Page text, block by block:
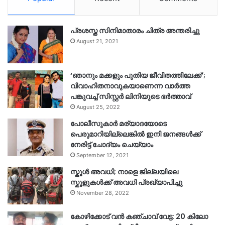
പ്രശസ്ത സിനിമാതാരം ചിത്ര അന്തരിച്ചു
August 21, 2021
‘ഞാനും മക്കളും പുതിയ ജീവിതത്തിലേക്ക്’;
വിവാഹിതനാവുകയാണെന്ന വാർത്ത
പങ്കുവച്ച് സിസ്റ്റർ ലിനിയുടെ ഭർത്താവ്
August 25, 2022
പോലീസുകാര്‍ മര്യാദയോടെ
പെരുമാറിയില്ലെങ്കില്‍ ഇനി ജനങ്ങള്‍ക്ക്
നേരിട്ട് ചോദ്യം ചെയ്യാം
September 12, 2021
സ്കൂൾ അവധി; നാളെ ജില്ലയിലെ
സ്കൂളുകൾക്ക് അവധി പ്രഖ്യാപിച്ചു
November 28, 2022
കോഴിക്കോട് വൻ കഞ്ചാവ് വേട്ട: 20 കിലോ